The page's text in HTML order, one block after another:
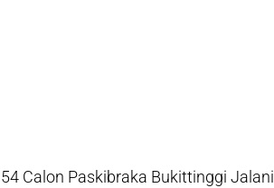
54 Calon Paskibraka Bukittinggi